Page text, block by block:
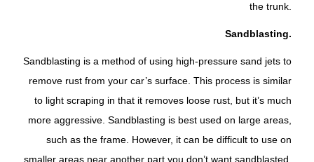
the trunk.
Sandblasting.
Sandblasting is a method of using high-pressure sand jets to
remove rust from your car’s surface. This process is similar
to light scraping in that it removes loose rust, but it’s much
more aggressive. Sandblasting is best used on large areas,
such as the frame. However, it can be difficult to use on
smaller areas near another part you don’t want sandblasted.